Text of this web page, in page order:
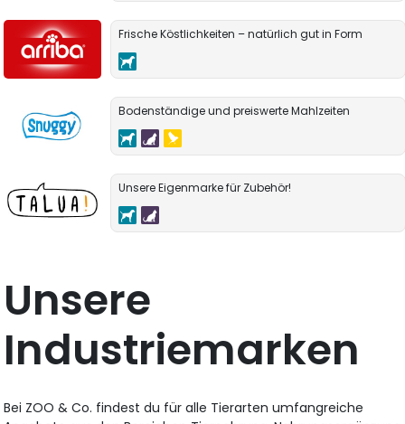
Frische Köstlichkeiten – natürlich gut in Form
Bodenständige und preiswerte Mahlzeiten
Unsere Eigenmarke für Zubehör!
Unsere
Industriemarken
Bei ZOO & Co. findest du für alle Tierarten umfangreiche